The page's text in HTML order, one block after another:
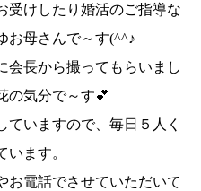
受けしたり婚活のご指導な
お母さんで～す(^^♪
会長から撮ってもらいまし
の気分で～す💕
ていますので、毎日５人く
ます。
お電話でさせていただいて